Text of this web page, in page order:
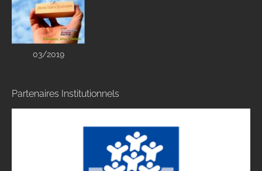
03/2019
Partenaires Institutionnels